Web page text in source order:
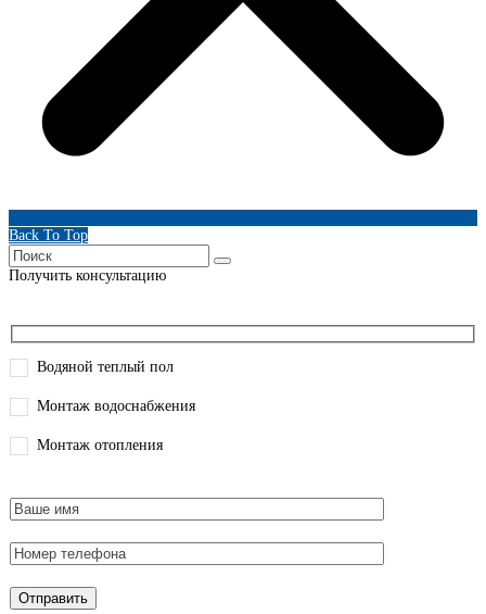
Back To Top
Получить консультацию
Водяной теплый пол
Монтаж водоснабжения
Монтаж отопления